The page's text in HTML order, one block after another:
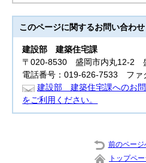
このページに関するお問い合わせ
建設部建築住宅課
〒020-8530 盛岡市内丸12-2
電話番号：019-626-7533 ファ
建設部 建築住宅課へのお
をご利用ください。
前のページ
トップペ